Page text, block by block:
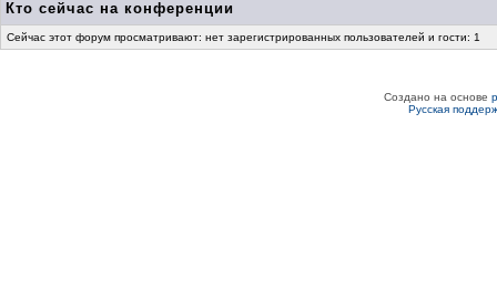
Кто сейчас на конференции
Сейчас этот форум просматривают: нет зарегистрированных пользователей и гости: 1
Создано на основе
Русская